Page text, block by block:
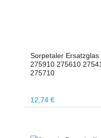
Sorpetaler
275910 275610
275710
Regulärer Preis:
12,74 €